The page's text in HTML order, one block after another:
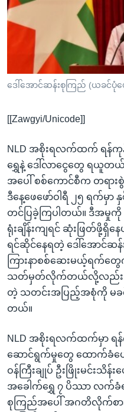
စာမျက်နှာ
သို့
ရန်
ရှာဖွေ
နေရာ
ကျော်
ရန်
ဗွီအိုအေ လူမှုကွန်ယက်များ
ဘာသာစကားများ
ဒေါ်အောင်ဆန်းစုကြည် (ယခင်ပုံဟ
[[Zawgyi/Unicode]]
NLD အစိုးရလက်ထက် ရန်ကု
ရွှေနဲ့ ဒေါ်လာငွေတွေ ရယူတယ်
အပေါ် စစ်ကောင်စီက တရ
ဒီနေ့ဖေဖော်ဝါရီ ၂၅ ရက်
တင်ပြခဲ့ကြပါတယ်။ ဒီအမှု
ရုံးချိန်းကျရင် ဆုံးဖြတ်ဖို့ရှိ
ရင်ဆိုင်နေရတဲ့ ဒေါ်အော
ကြားနာစစ်ဆေးမယ့်ရက်တွ
သတ်မှတ်လိုက်တယ်လို့လည်း စုံ
တဲ့ သတင်းအပြည့်အစုံကို မခင်
တယ်။
NLD အစိုးရလက်ထက်မှာ ရ
ဆောင်ရွက်မှုတွေ ထောက်ခံပ
ဝန်ကြီးချုပ် ဦးဖြိုးမင်းသိန်
အခေါက်ရွှေ ၇ ပိဿာ လက်ခံ
စုကြည်အပေါ် အဂတိလိုက်စ